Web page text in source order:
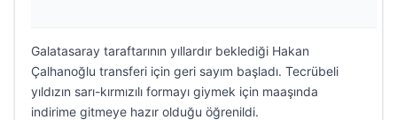
Galatasaray taraftarının yıllardır beklediği Hakan
Çalhanoğlu transferi için geri sayım başladı. Tecrübeli
yıldızın sarı-kırmızılı formayı giymek için maaşında
indirime gitmeye hazır olduğu öğrenildi.